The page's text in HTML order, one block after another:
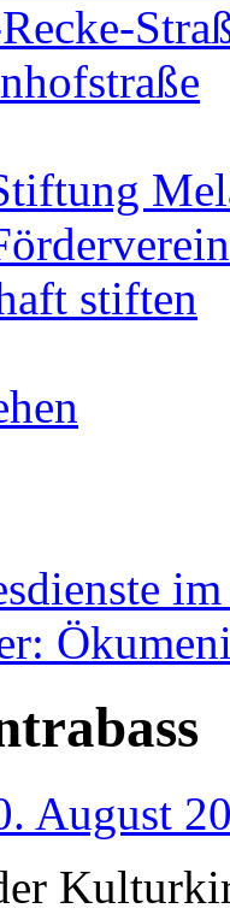
stiften
August